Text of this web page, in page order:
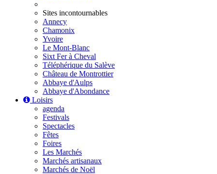
Sites incontournables
Annecy
Chamonix
Yvoire
Le Mont-Blanc
Sixt Fer à Cheval
Téléphérique du Salève
Château de Montrottier
Abbaye d'Aulps
Abbaye d'Abondance
Loisirs
agenda
Festivals
Spectacles
Fêtes
Foires
Les Marchés
Marchés artisanaux
Marchés de Noël